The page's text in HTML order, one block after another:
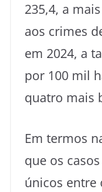
235,4, a
aos crimes
em 2024, a
por 100 mil
quatro mais
Em termos
que os
únicos entre